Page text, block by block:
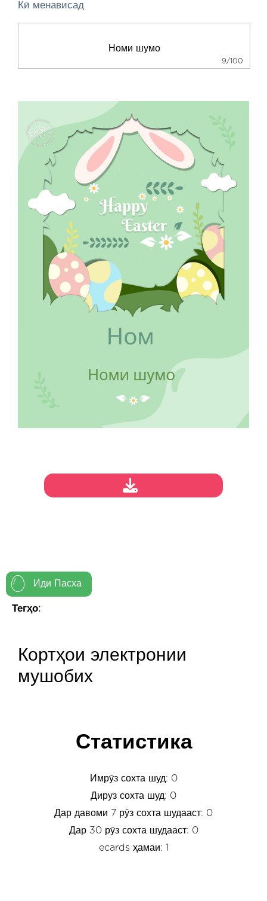
Кӣ менависад
9/100
Иди Пасха
Тегҳо:
Кортҳои электронии
мушобих
Статистика
Имрӯз сохта шуд: 0
Дируз сохта шуд: 0
Дар давоми 7 рӯз сохта шудааст: 0
Дар 30 рӯз сохта шудааст: 0
ecards ҳамаи: 1